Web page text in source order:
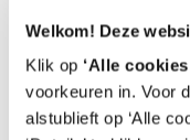
Welkom! Deze
Klik op ‘Alle
voorkeuren in. Voor
alstublieft op ‘Alle
het product
de kwaliteit van
voldoet aan de
Health